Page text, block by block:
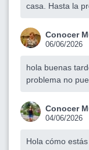
casa. Hasta la
Conocer
06/06/2026
hola buenas
problema no
Conocer
04/06/2026
Hola cómo